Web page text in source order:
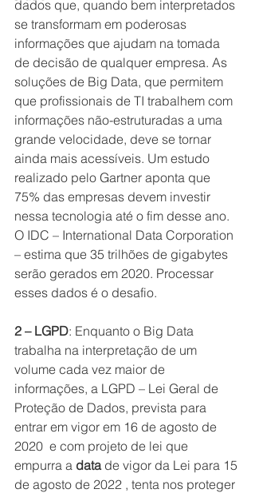
dados que, quando bem interpretados
se transformam em poderosas
informações que ajudam na tomada
de decisão de qualquer empresa. As
soluções de Big Data, que permitem
que profissionais de TI trabalhem com
informações não-estruturadas a uma
grande velocidade, deve se tornar
ainda mais acessíveis. Um estudo
realizado pelo Gartner aponta que
75% das empresas devem investir
nessa tecnologia até o fim desse ano.
O IDC – International Data Corporation
– estima que 35 trilhões de gigabytes
serão gerados em 2020. Processar
esses dados é o desafio.
2 – LGPD: Enquanto o Big Data
trabalha na interpretação de um
volume cada vez maior de
informações, a LGPD – Lei Geral de
Proteção de Dados, prevista para
entrar em vigor em 16 de agosto de
2020  e com projeto de lei que
empurra a data de vigor da Lei para 15
de agosto de 2022 , tenta nos proteger